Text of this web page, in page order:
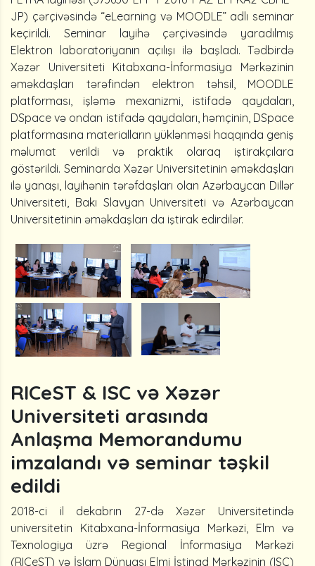
JP) çərçivəsində “eLearning və MOODLE” adlı seminar
keçirildi. Seminar layihə çərçivəsində yaradılmış
Elektron laboratoriyanın açılışı ilə başladı. Tədbirdə
Xəzər Universiteti Kitabxana-İnformasiya Mərkəzinin
əməkdaşları tərəfindən elektron təhsil, MOODLE
platforması, işləmə mexanizmi, istifadə qaydaları,
DSpace və ondan istifadə qaydaları, həmçinin, DSpace
platformasına materialların yüklənməsi haqqında geniş
məlumat verildi və praktik olaraq iştirakçılara
göstərildi. Seminarda Xəzər Universitetinin əməkdaşları
ilə yanaşı, layihənin tərəfdaşları olan Azərbaycan Dillər
Universiteti, Bakı Slavyan Universiteti və Azərbaycan
Universitetinin əməkdaşları da iştirak edirdilər.
RICeST & ISC və Xəzər
Universiteti arasında
Anlaşma Memorandumu
imzalandı və seminar təşkil
edildi
2018-ci il dekabrın 27-də Xəzər Universitetində
universitetin Kitabxana-İnformasiya Mərkəzi, Elm və
Texnologiya üzrə Regional İnformasiya Mərkəzi
(RICeST) və İslam Dünyası Elmi İstinad Mərkəzinin (ISC)